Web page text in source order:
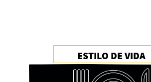
ESTILO DE VIDA